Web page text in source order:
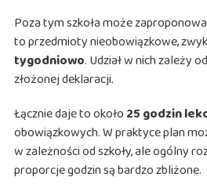
Poza tym szkoła może
to przedmioty nieobowiązkowe,
tygodniowo. Udział w nich zależy
złożonej deklaracji.
Łącznie daje to około 25 godzin
obowiązkowych. W praktyce plan
w zależności od szkoły, ale ogólny
proporcje godzin są bardzo zbliżone.